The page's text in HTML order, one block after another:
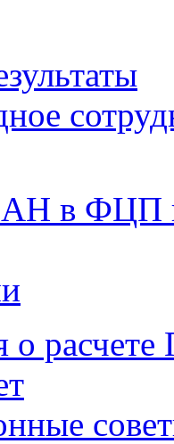
в ФЦП
о